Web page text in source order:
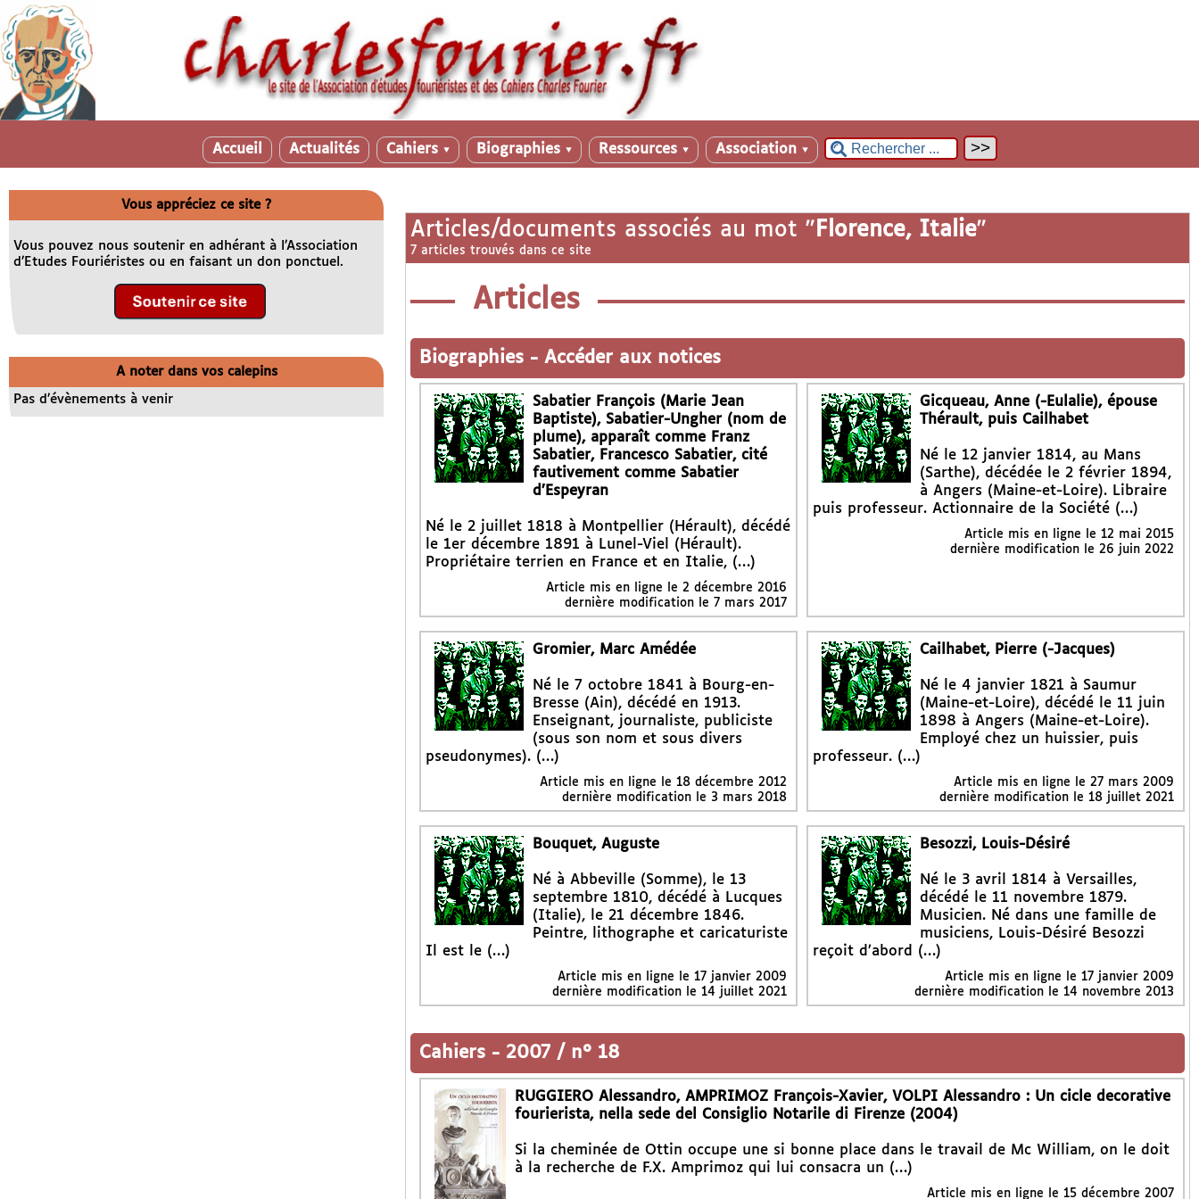
Accueil Actualités Cahiers ▼ Biographies ▼ Ressources ▼ Association ▼
Articles/documents associés au mot " Florence, Italie"
7 articles trouvés dans ce site
Articles
Biographies - Accéder aux notices
Sabatier François (Marie Jean
Baptiste), Sabatier-Ungher (nom de
plume), apparaît comme Franz
Sabatier, Francesco Sabatier, cité
fautivement comme Sabatier
d’Espeyran
Né le 2 juillet 1818 à Montpellier (Hérault), décédé
le 1er décembre 1891 à Lunel-Viel (Hérault).
Propriétaire terrien en France et en Italie, (…)
Article mis en ligne le 2 décembre 2016
dernière modification le 7 mars 2017
Gicqueau, Anne (-Eulalie), épouse
Thérault, puis Cailhabet
Né le 12 janvier 1814, au Mans
(Sarthe), décédée le 2 février 1894,
à Angers (Maine-et-Loire). Libraire
puis professeur. Actionnaire de la Société (…)
Article mis en ligne le12 mai 2015
dernière modification le 26 juin 2022
Gromier, Marc Amédée
Né le 7 octobre 1841 à Bourg-en-
Bresse (Ain), décédé en 1913.
Enseignant, journaliste, publiciste
(sous son nom et sous divers
pseudonymes). (…)
Article mis en ligne le 18 décembre 2012
dernière modification le 3 mars 2018
Cailhabet, Pierre (-Jacques)
Né le 4 janvier 1821 à Saumur
(Maine-et-Loire), décédé le 11 juin
1898 à Angers (Maine-et-Loire).
Employé chez un huissier, puis
professeur. (…)
Article mis en ligne le27 mars 2009
dernière modification le 18 juillet 2021
Bouquet, Auguste
Né à Abbeville (Somme), le 13
septembre 1810, décédé à Lucques
(Italie), le 21 décembre 1846.
Peintre, lithographe et caricaturiste
Il est le (…)
Article mis en ligne le 17 janvier 2009
dernière modification le 14 juillet 2021
Besozzi, Louis-Désiré
Né le 3 avril 1814 à Versailles,
décédé le 11 novembre 1879.
Musicien. Né dans une famille de
musiciens, Louis-Désiré Besozzi
reçoit d’abord (…)
Article mis en ligne le17 janvier 2009
dernière modification le 14 novembre 2013
Cahiers - 2007 / n° 18
RUGGIERO Alessandro, AMPRIMOZ François-Xavier, VOLPI Alessandro : Un cicle decorative
fourierista, nella sede del Consiglio Notarile di Firenze (2004)
Si la cheminée de Ottin occupe une si bonne place dans le travail de Mc William, on le doit
à la recherche de F.X. Amprimoz qui lui consacra un (…)
Article mis en ligne le 15 décembre 2007
Vous appréciez ce site ?
Vous pouvez nous soutenir en adhérant à l’Association
d’Etudes Fouriéristes ou en faisant un don ponctuel.
A noter dans vos calepins
Pas d’évènements à venir